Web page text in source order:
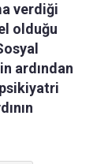
verdiği
olduğu
ardından
psikiyatri